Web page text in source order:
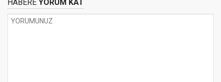
HABERE YORUM KAT